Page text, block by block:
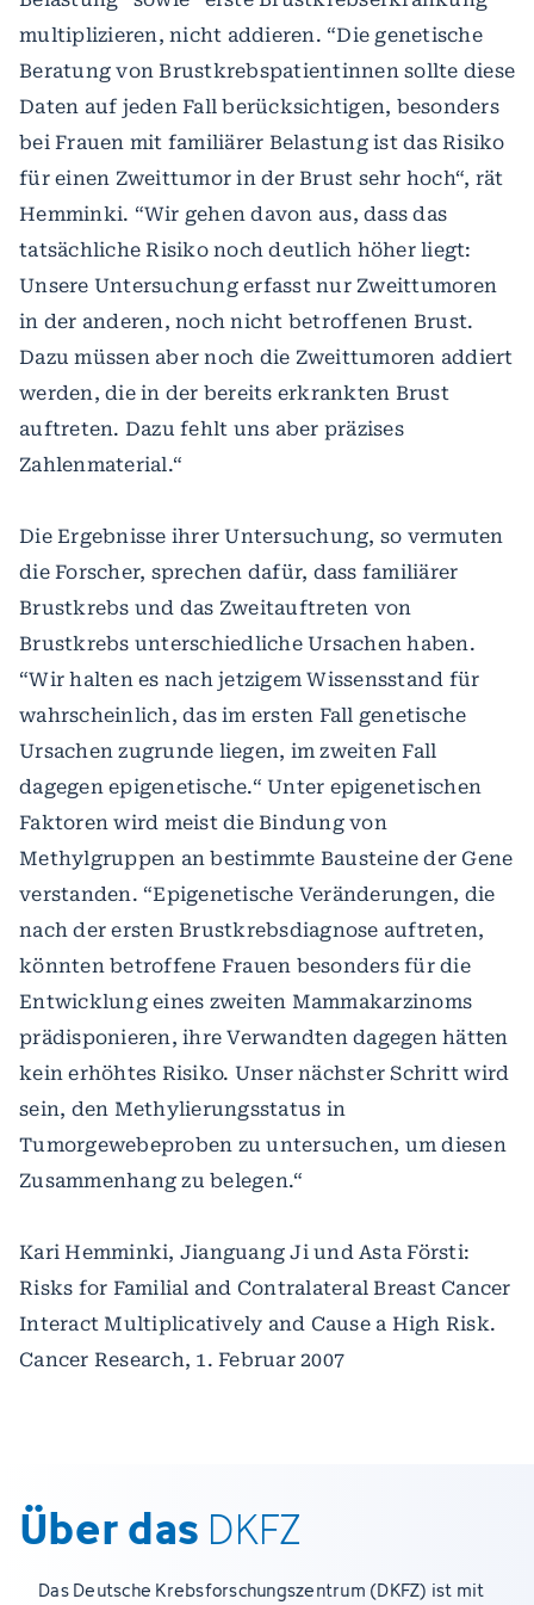
multiplizieren, nicht addieren. “Die genetische
Beratung von Brustkrebspatientinnen sollte diese
Daten auf jeden Fall berücksichtigen, besonders
bei Frauen mit familiärer Belastung ist das Risiko
für einen Zweittumor in der Brust sehr hoch“, rät
Hemminki. “Wir gehen davon aus, dass das
tatsächliche Risiko noch deutlich höher liegt:
Unsere Untersuchung erfasst nur Zweittumoren
in der anderen, noch nicht betroffenen Brust.
Dazu müssen aber noch die Zweittumoren addiert
werden, die in der bereits erkrankten Brust
auftreten. Dazu fehlt uns aber präzises
Zahlenmaterial.“
Die Ergebnisse ihrer Untersuchung, so vermuten
die Forscher, sprechen dafür, dass familiärer
Brustkrebs und das Zweitauftreten von
Brustkrebs unterschiedliche Ursachen haben.
“Wir halten es nach jetzigem Wissensstand für
wahrscheinlich, das im ersten Fall genetische
Ursachen zugrunde liegen, im zweiten Fall
dagegen epigenetische.“ Unter epigenetischen
Faktoren wird meist die Bindung von
Methylgruppen an bestimmte Bausteine der Gene
verstanden. “Epigenetische Veränderungen, die
nach der ersten Brustkrebsdiagnose auftreten,
könnten betroffene Frauen besonders für die
Entwicklung eines zweiten Mammakarzinoms
prädisponieren, ihre Verwandten dagegen hätten
kein erhöhtes Risiko. Unser nächster Schritt wird
sein, den Methylierungsstatus in
Tumorgewebeproben zu untersuchen, um diesen
Zusammenhang zu belegen.“
Kari Hemminki, Jianguang Ji und Asta Försti:
Risks for Familial and Contralateral Breast Cancer
Interact Multiplicatively and Cause a High Risk.
Cancer Research, 1. Februar 2007
Über das DKFZ
Das Deutsche Krebsforschungszentrum (DKFZ) ist mit